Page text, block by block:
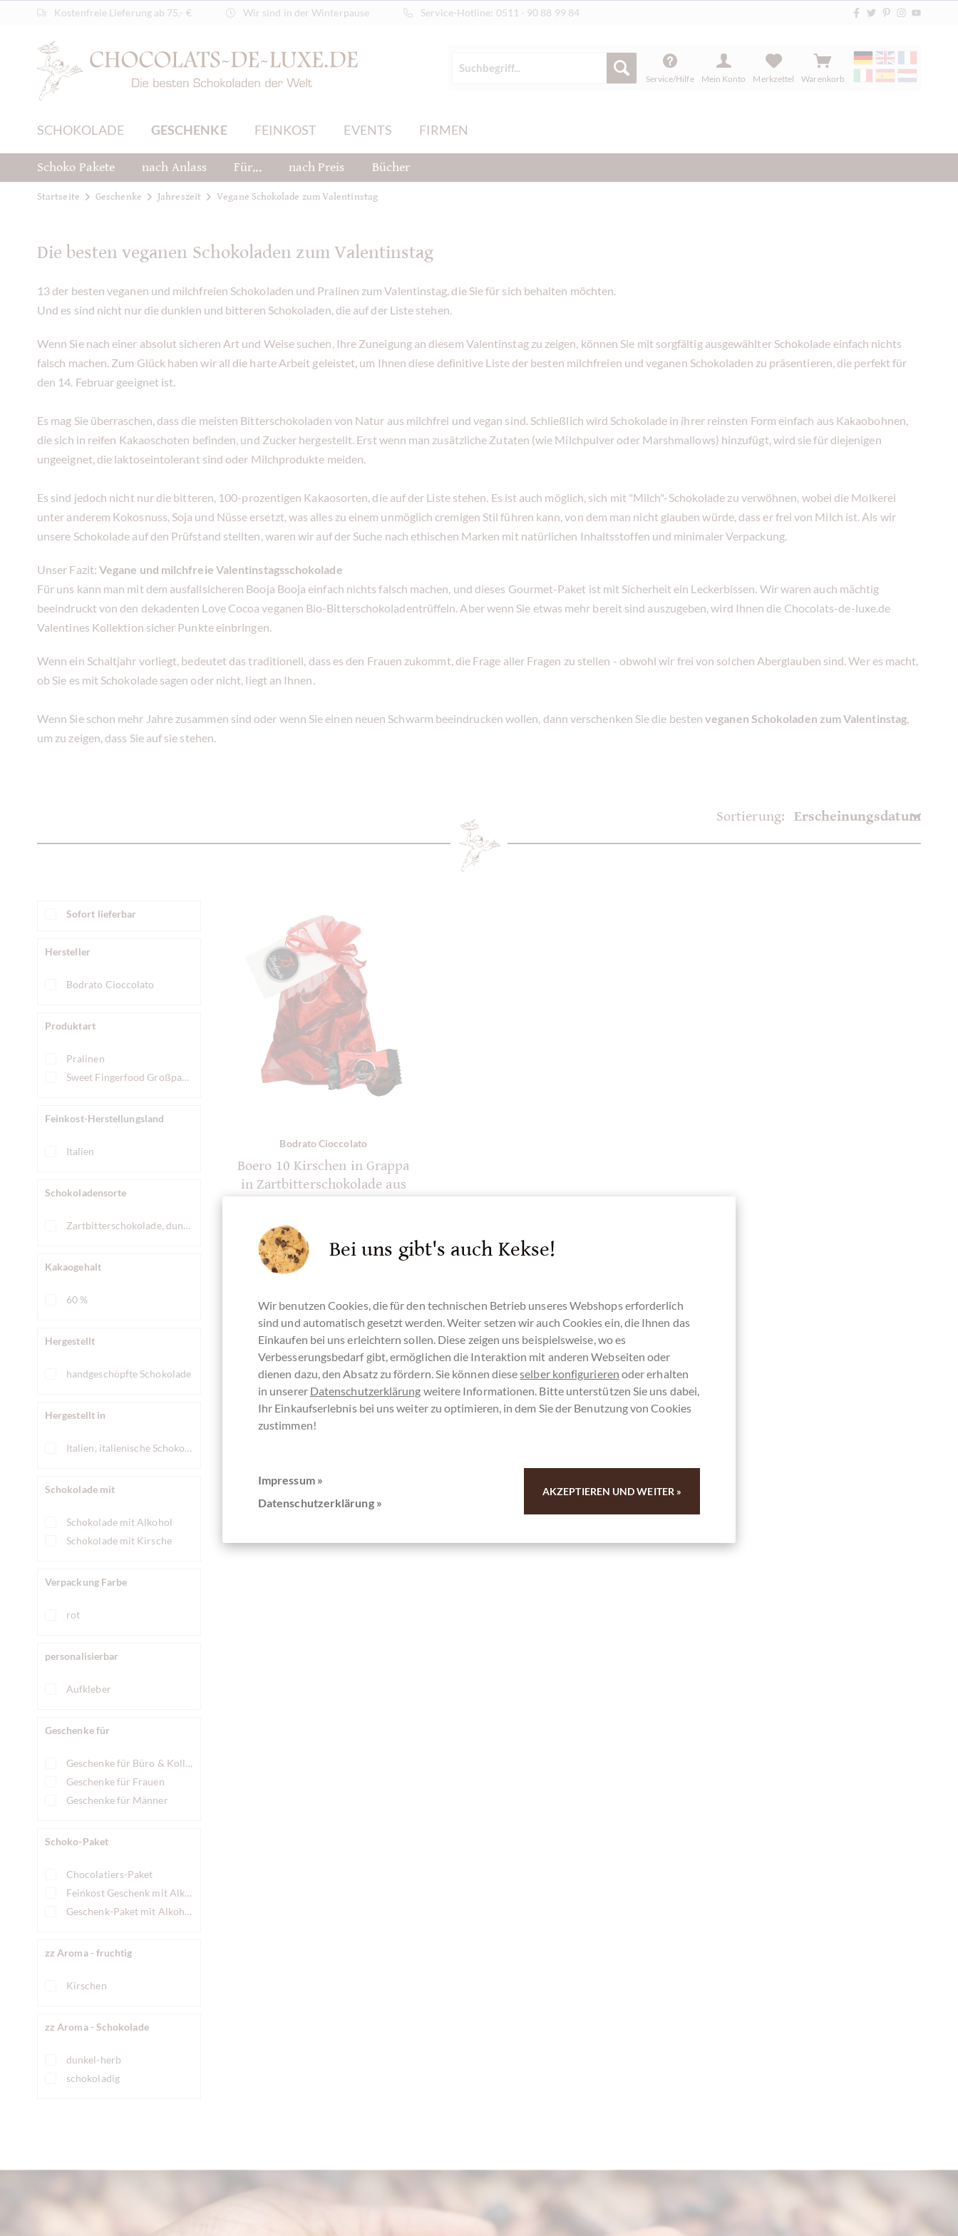
Kostenfreie Lieferung ab 75,- € Wir sind in der Winterpause Service-Hotline: 0511 - 90 88 99 84
Service/Hilfe Mein Konto Merkzettel Warenkorb
SCHOKOLADE GESCHENKE FEINKOST EVENTS FIRMEN
Schoko Pakete nach Anlass Für... nach Preis Bücher
Startseite Geschenke Jahreszeit Vegane Schokolade zum Valentinstag
Die besten veganen Schokoladen zum Valentinstag
13 der besten veganen und milchfreien Schokoladen und Pralinen zum Valentinstag, die Sie für sich behalten möchten.
Und es sind nicht nur die dunklen und bitteren Schokoladen, die auf der Liste stehen.
Wenn Sie nach einer absolut sicheren Art und Weise suchen, Ihre Zuneigung an diesem Valentinstag zu zeigen, können Sie mit sorgfältig ausgewählter Schokolade einfach nichts
falsch machen. Zum Glück haben wir all die harte Arbeit geleistet, um Ihnen diese definitive Liste der besten milchfreien und veganen Schokoladen zu präsentieren, die perfekt für
den 14. Februar geeignet ist.
Es mag Sie überraschen, dass die meisten Bitterschokoladen von Natur aus milchfrei und vegan sind. Schließlich wird Schokolade in ihrer reinsten Form einfach aus Kakaobohnen,
die sich in reifen Kakaoschoten befinden, und Zucker hergestellt. Erst wenn man zusätzliche Zutaten (wie Milchpulver oder Marshmallows) hinzufügt, wird sie für diejenigen
ungeeignet, die laktoseintolerant sind oder Milchprodukte meiden.
Es sind jedoch nicht nur die bitteren, 100-prozentigen Kakaosorten, die auf der Liste stehen. Es ist auch möglich, sich mit "Milch"-Schokolade zu verwöhnen, wobei die Molkerei
unter anderem Kokosnuss, Soja und Nüsse ersetzt, was alles zu einem unmöglich cremigen Stil führen kann, von dem man nicht glauben würde, dass er frei von Milch ist. Als wir
unsere Schokolade auf den Prüfstand stellten, waren wir auf der Suche nach ethischen Marken mit natürlichen Inhaltsstoffen und minimaler Verpackung.
Unser Fazit:Vegane und milchfreie Valentinstagsschokolade
Für uns kann man mit dem ausfallsicheren Booja Booja einfach nichts falsch machen, und dieses Gourmet-Paket ist mit Sicherheit ein Leckerbissen. Wir waren auch mächtig
beeindruckt von den dekadenten Love Cocoa veganen Bio-Bitterschokoladentrüffeln. Aber wenn Sie etwas mehr bereit sind auszugeben, wird Ihnen die Chocolats-de-luxe.de
Valentines Kollektion sicher Punkte einbringen.
Wenn ein Schaltjahr vorliegt, bedeutet das traditionell, dass es den Frauen zukommt, die Frage aller Fragen zu stellen - obwohl wir frei von solchen Aberglauben sind. Wer es macht,
ob Sie es mit Schokolade sagen oder nicht, liegt an Ihnen.
Wenn Sie schon mehr Jahre zusammen sind oder wenn Sie einen neuen Schwarm beeindrucken wollen, dann verschenken Sie die bestenveganen Schokoladen zum Valentinstag
um zu zeigen, dass Sie auf sie stehen.
Sortierung:
Sofort lieferbar
Hersteller
Bodrato Cioccolato
Produktart
Pralinen
Sweet Fingerfood Großpackung
Feinkost-Herstellungsland
Italien
Schokoladensorte
Zartbitterschokolade, dunkle Schokolade
Kakaogehalt
60 %
Hergestellt
handgeschöpfte Schokolade
Hergestellt in
Italien, italienische Schokolade
Schokolade mit
Schokolade mit Alkohol
Schokolade mit Kirsche
Verpackung Farbe
rot
personalisierbar
Aufkleber
Geschenke für
Geschenke für Büro & Kollegen
Geschenke für Frauen
Geschenke für Männer
Schoko-Paket
Chocolatiers-Paket
Feinkost Geschenk mit Alkohol
Geschenk-Paket mit Alkohol
zz Aroma - fruchtig
Kirschen
zz Aroma - Schokolade
dunkel-herb
schokoladig
Bodrato Cioccolato
Boero 10 Kirschen in Grappa
in Zartbitterschokolade aus
Derzeit ausverkauft !
Vergleichen Merken
Bei uns gibt's auch Kekse!
Wir benutzen Cookies, die für den technischen Betrieb unseres Webshops erforderlich
sind und automatisch gesetzt werden. Weiter setzen wir auch Cookies ein, die Ihnen das
Einkaufen bei uns erleichtern sollen. Diese zeigen uns beispielsweise, wo es
Verbesserungsbedarf gibt, ermöglichen die Interaktion mit anderen Webseiten oder
dienen dazu, den Absatz zu fördern. Sie können dieseselber konfigurieren oder erhalten
in unserer Datenschutzerklärung weitere Informationen. Bitte unterstützen Sie uns dabei,
Ihr Einkaufserlebnis bei uns weiter zu optimieren, in dem Sie der Benutzung von Cookies
zustimmen!
Impressum »
Datenschutzerklärung »
AKZEPTIEREN UND WEITER »